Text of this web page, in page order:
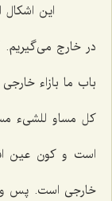
این اشكال
در خارج
باب ما بازاء
كل مساو للشیء
است و كون عین
خارجى است. پس